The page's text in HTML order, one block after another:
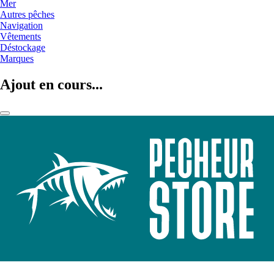
Mer
Autres pêches
Navigation
Vêtements
Déstockage
Marques
Ajout en cours...